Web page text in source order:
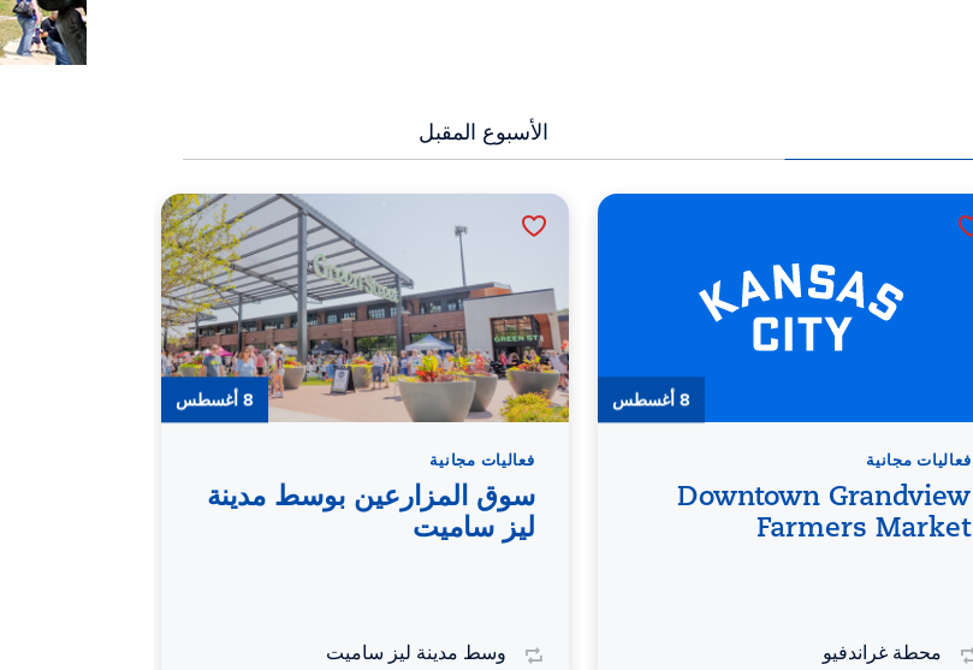
الأسبوع المقبل
8 أغسطس
فعاليات مجانية
Downtown Grandview
Farmers Market
محطة غراندفيو
8 أغسطس
فعاليات مجانية
سوق المزارعين بوسط مدينة
ليز ساميت
وسط مدينة ليز ساميت